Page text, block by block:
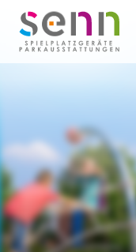
Skip to main content